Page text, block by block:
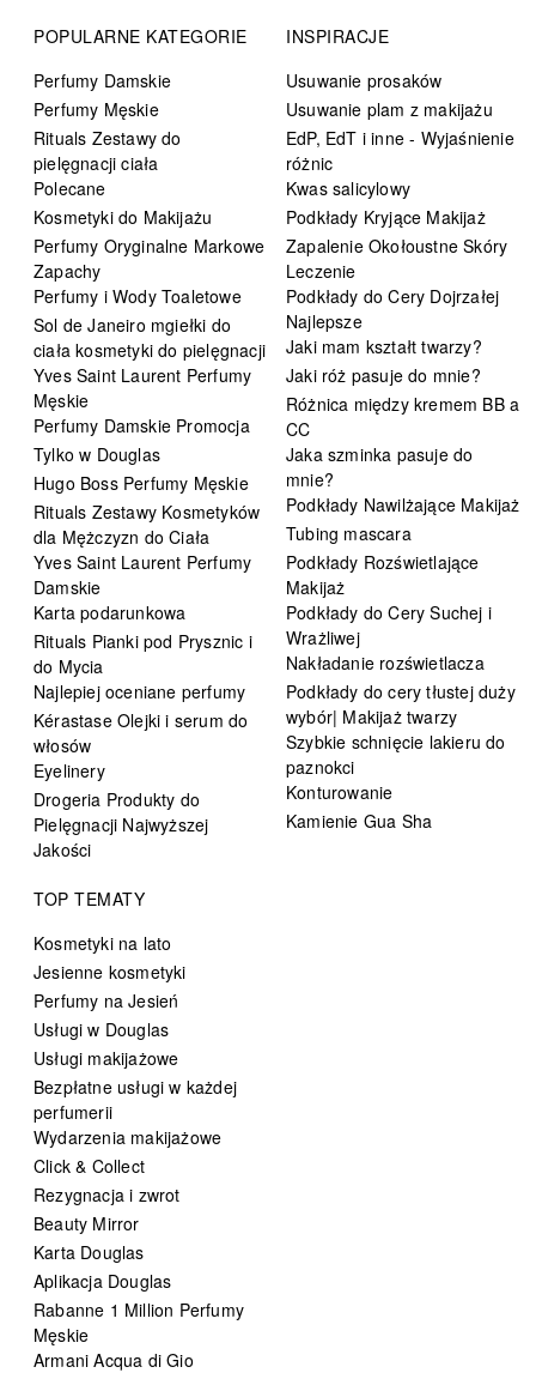
POPULARNE KATEGORIE
Perfumy Damskie
Perfumy Męskie
Rituals Zestawy do
pielęgnacji ciała
Polecane
Kosmetyki do Makijażu
Perfumy Oryginalne Markowe
Zapachy
Perfumy i Wody Toaletowe
Sol de Janeiro mgiełki do
ciała kosmetyki do pielęgnacji
Yves Saint Laurent Perfumy
Męskie
Perfumy Damskie Promocja
Tylko w Douglas
Hugo Boss Perfumy Męskie
Rituals Zestawy Kosmetyków
dla Mężczyzn do Ciała
Yves Saint Laurent Perfumy
Damskie
Karta podarunkowa
Rituals Pianki pod Prysznic i
do Mycia
Najlepiej oceniane perfumy
Kérastase Olejki i serum do
włosów
Eyelinery
Drogeria Produkty do
Pielęgnacji Najwyższej
Jakości
INSPIRACJE
Usuwanie prosaków
Usuwanie plam z makijażu
EdP, EdT i inne - Wyjaśnienie
różnic
Kwas salicylowy
Podkłady Kryjące Makijaż
Zapalenie Okołoustne Skóry
Leczenie
Podkłady do Cery Dojrzałej
Najlepsze
Jaki mam kształt twarzy?
Jaki róż pasuje do mnie?
Różnica między kremem BB a
CC
Jaka szminka pasuje do
mnie?
Podkłady Nawilżające Makijaż
Tubing mascara
Podkłady Rozświetlające
Makijaż
Podkłady do Cery Suchej i
Wrażliwej
Nakładanie rozświetlacza
Podkłady do cery tłustej duży
wybór| Makijaż twarzy
Szybkie schnięcie lakieru do
paznokci
Konturowanie
Kamienie Gua Sha
TOP TEMATY
Kosmetyki na lato
Jesienne kosmetyki
Perfumy na Jesień
Usługi w Douglas
Usługi makijażowe
Bezpłatne usługi w każdej
perfumerii
Wydarzenia makijażowe
Click & Collect
Rezygnacja i zwrot
Beauty Mirror
Karta Douglas
Aplikacja Douglas
Rabanne 1 Million Perfumy
Męskie
Armani Acqua di Gio